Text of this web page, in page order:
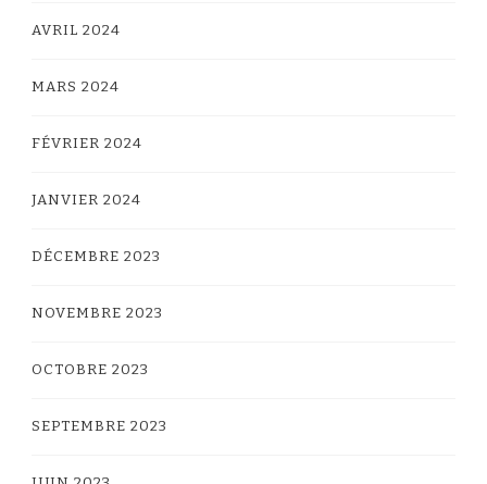
AVRIL 2024
MARS 2024
FÉVRIER 2024
JANVIER 2024
DÉCEMBRE 2023
NOVEMBRE 2023
OCTOBRE 2023
SEPTEMBRE 2023